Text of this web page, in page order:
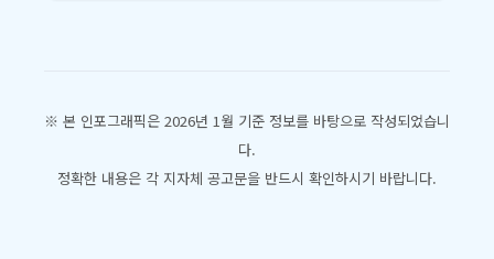
※ 본 인포그래픽은 2026년 1월 기준 정보를 바탕으로 작성되었습니
다.
정확한 내용은 각 지자체 공고문을 반드시 확인하시기 바랍니다.